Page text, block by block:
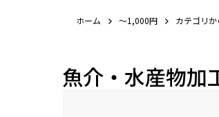
ホーム ～1,000円 カテゴリ
魚介・水産物加